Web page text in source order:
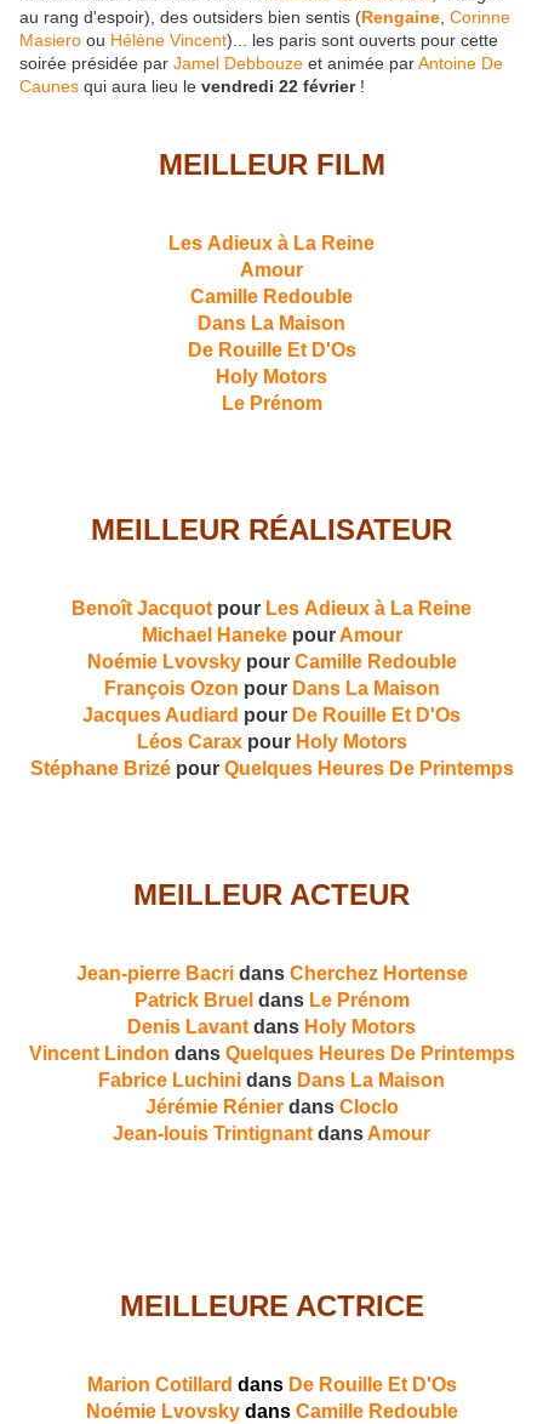
au rang d'espoir), des outsiders bien sentis (Rengaine Corinne
Masiero ou Hélène Vincent)... les paris sont ouverts pour cette
soirée présidée par Jamel Debbouze et animée parAntoine De
Caunes qui aura lieu le vendredi 22 février!
MEILLEUR FILM
Les Adieux à La Reine
Amour
Camille Redouble
Dans La Maison
De Rouille Et D'Os
Holy Motors
Le Prénom
MEILLEUR RÉALISATEUR
Benoît Jacquot pour Les Adieux à La Reine
Michael HanekepourAmour
Noémie Lvovskypour Camille Redouble
François Ozon pour Dans La Maison
Jacques Audiard pour De Rouille Et D'Os
Léos Caraxpour Holy Motors
Stéphane Brizépour Quelques Heures De Printemps
MEILLEUR ACTEUR
Jean-pierre Bacridans Cherchez Hortense
Patrick Bruel dans Le Prénom
Denis Lavant dans Holy Motors
Vincent Lindon dans Quelques Heures De Printemps
Fabrice Luchini dans Dans La Maison
Jérémie Rénierdans Cloclo
Jean-louis Trintignant dansAmour
MEILLEURE ACTRICE
Marion Cotillard dans De Rouille Et D'Os
Noémie Lvovskydans Camille Redouble